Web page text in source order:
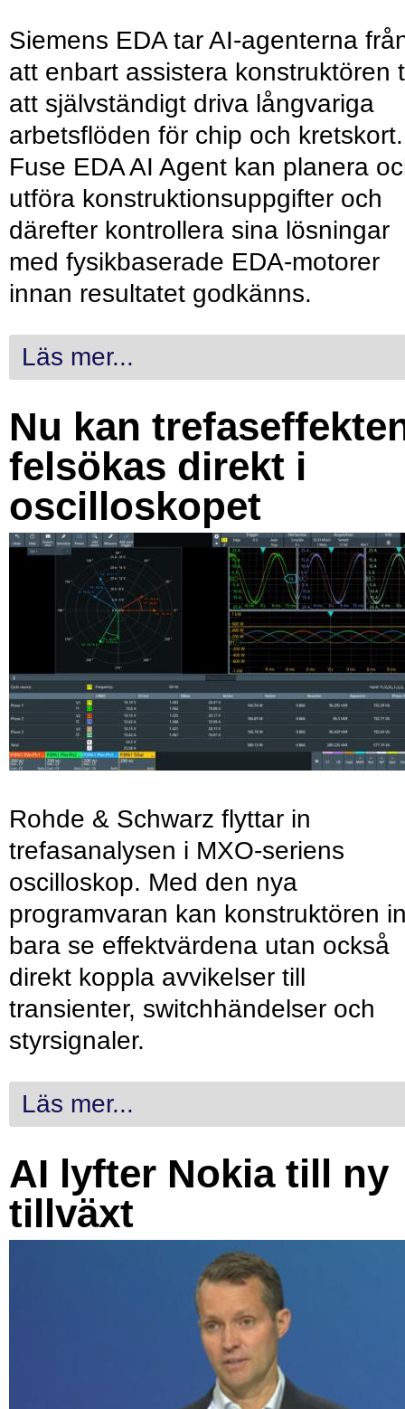
Siemens EDA tar AI-agenterna
att enbart assistera konstruktören
att självständigt driva långvariga
arbetsflöden för chip och kretskort.
Fuse EDA AI Agent kan planera
utföra konstruktionsuppgifter och
därefter kontrollera sina lösningar
med fysikbaserade EDA-motorer
innan resultatet godkänns.
Läs mer...
Nu kan
felsökas direkt i
oscilloskopet
Rohde & Schwarz flyttar in
trefasanalysen i MXO-seriens
oscilloskop. Med den nya
programvaran kan konstruktören
bara se effektvärdena utan också
direkt koppla avvikelser till
transienter, switchhändelser och
styrsignaler.
Läs mer...
AI lyfter Nokia till ny
tillväxt